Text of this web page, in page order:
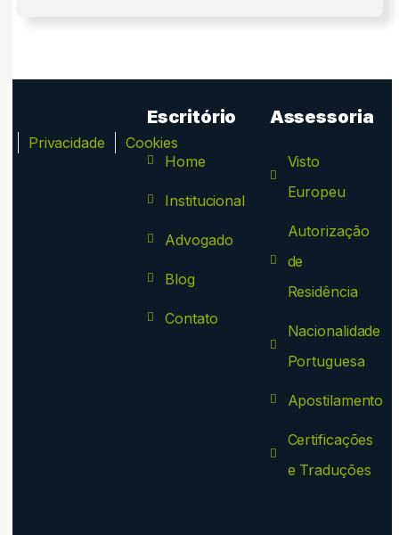
Privacidade Cookies
Escritório
Home
Institucional
Advogado
Blog
Contato
Assessoria
Visto
Europeu
Autorização
de
Residência
Nacionalidade
Portuguesa
Apostilamento
Certificações
e Traduções